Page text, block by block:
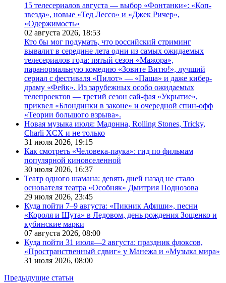
15 телесериалов августа — выбор «Фонтанки»: «Коп-
звезда», новые «Тед Лессо» и «Джек Ричер»,
«Одержимость»
02 августа 2026, 18:53
Кто бы мог подумать, что российский стриминг
вывалит в середине лета одни из самых ожидаемых
телесериалов года: пятый сезон «Мажора»,
паранормальную комедию «Зовите Витю!», лучший
сериал с фестиваля «Пилот» — «Паша» и даже кибер-
драму «Фейк». Из зарубежных особо ожидаемых
телепроектов — третий сезон сай-фая «Укрытие»,
приквел «Блондинки в законе» и очередной спин-офф
«Теории большого взрыва».
Новая музыка июля: Мадонна, Rolling Stones, Tricky,
Charli XCX и не только
31 июля 2026, 19:15
Как смотреть «Человека-паука»: гид по фильмам
популярной киновселенной
30 июля 2026, 16:37
Театр одного шамана: девять дней назад не стало
основателя театра «Особняк» Дмитрия Поднозова
29 июля 2026, 23:45
Куда пойти 7–9 августа: «Пикник Афиши», песни
«Короля и Шута» в Ледовом, день рождения Зощенко и
кубинские марки
07 августа 2026, 08:00
Куда пойти 31 июля—2 августа: праздник флоксов,
«Пространственный сдвиг» у Манежа и «Музыка мира»
31 июля 2026, 08:00
Предыдущие статьи